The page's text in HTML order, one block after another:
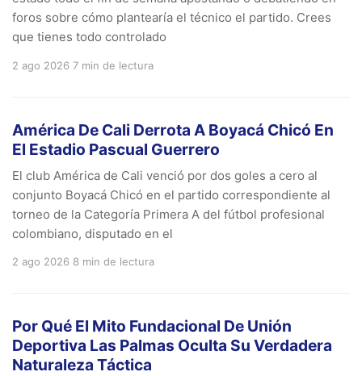
foros sobre cómo plantearía el técnico el partido. Crees
que tienes todo controlado
2 ago 2026 7 min de lectura
América De Cali Derrota A Boyacá Chicó En
El Estadio Pascual Guerrero
El club América de Cali venció por dos goles a cero al
conjunto Boyacá Chicó en el partido correspondiente al
torneo de la Categoría Primera A del fútbol profesional
colombiano, disputado en el
2 ago 2026 8 min de lectura
Por Qué El Mito Fundacional De Unión
Deportiva Las Palmas Oculta Su Verdadera
Naturaleza Táctica